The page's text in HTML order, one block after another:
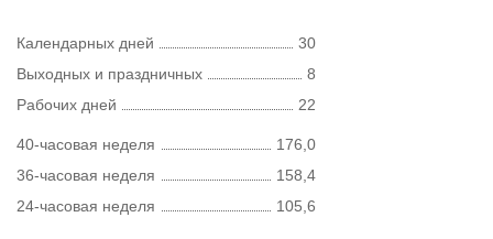
Календарных дней
30
Выходных и праздничных
8
Рабочих дней
22
40-часовая неделя
176,0
36-часовая неделя
158,4
24-часовая неделя
105,6